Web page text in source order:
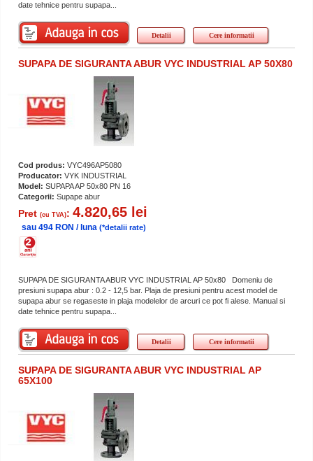
date tehnice pentru supapa...
Detalii Cere informatii
SUPAPA DE SIGURANTA ABUR VYC INDUSTRIAL AP 50X80
Cod produs: VYC496AP5080
Producator: VYK INDUSTRIAL
Model: SUPAPA AP 50x80 PN 16
Categorii: Supape abur
Pret (cu TVA): 4.820,65 lei
sau 494 RON / luna (*detalii rate)
SUPAPA DE SIGURANTA ABUR VYC INDUSTRIAL AP 50x80 Domeniu de
presiuni supapa abur : 0.2 - 12,5 bar. Plaja de presiuni pentru acest model de
supapa abur se regaseste in plaja modelelor de arcuri ce pot fi alese. Manual si
date tehnice pentru supapa...
Detalii Cere informatii
SUPAPA DE SIGURANTA ABUR VYC INDUSTRIAL AP
65X100